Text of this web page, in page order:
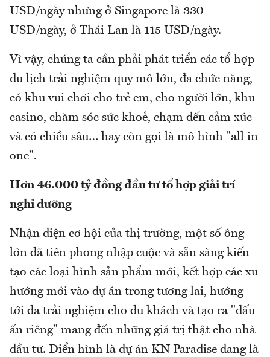
USD/ngày nhưng ở Singapore là 330
USD/ngày, ở Thái Lan là 115 USD/ngày.
Vì vậy, chúng ta cần phải phát triển các tổ hợp
du lịch trải nghiệm quy mô lớn, đa chức năng,
có khu vui chơi cho trẻ em, cho người lớn, khu
casino, chăm sóc sức khoẻ, chạm đến cảm xúc
và có chiều sâu… hay còn gọi là mô hình "all in
one".
Hơn 46.000 tỷ đồng đầu tư tổ hợp giải trí
nghỉ dưỡng
Nhận diện cơ hội của thị trường, một số ông
lớn đã tiên phong nhập cuộc và sẵn sàng kiến
tạo các loại hình sản phẩm mới, kết hợp các xu
hướng mới vào dự án trong tương lai, hướng
tới đa trải nghiệm cho du khách và tạo ra "dấu
ấn riêng" mang đến những giá trị thật cho nhà
đầu tư. Điển hình là dự án KN Paradise đang là